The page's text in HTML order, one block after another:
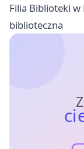
Filia Biblioteki
biblioteczna